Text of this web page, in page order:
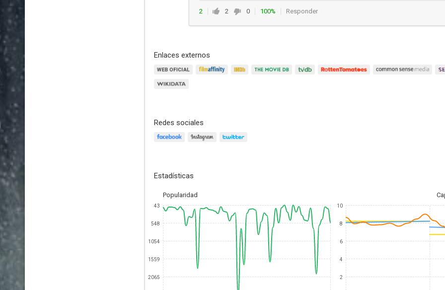
2 2 0 100% Responder
Enlaces externos
Redes sociales
Estadísticas
Popularidad
43
548
1054
1559
2065
10
8
6
4
2